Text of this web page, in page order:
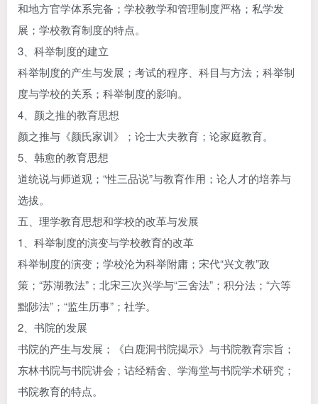
和地方官学体系完备；学校教学和管理制度严格；私学发
展；学校教育制度的特点。
3、科举制度的建立
科举制度的产生与发展；考试的程序、科目与方法；科举制
度与学校的关系；科举制度的影响。
4、颜之推的教育思想
颜之推与《颜氏家训》；论士大夫教育；论家庭教育。
5、韩愈的教育思想
道统说与师道观；“性三品说”与教育作用；论人才的培养与
选拔。
五、理学教育思想和学校的改革与发展
1、科举制度的演变与学校教育的改革
科举制度的演变；学校沦为科举附庸；宋代“兴文教”政
策；“苏湖教法”；北宋三次兴学与“三舍法”；积分法；“六等
黜陟法”；“监生历事”；社学。
2、书院的发展
书院的产生与发展；《白鹿洞书院揭示》与书院教育宗旨；
东林书院与书院讲会；诂经精舍、学海堂与书院学术研究；
书院教育的特点。